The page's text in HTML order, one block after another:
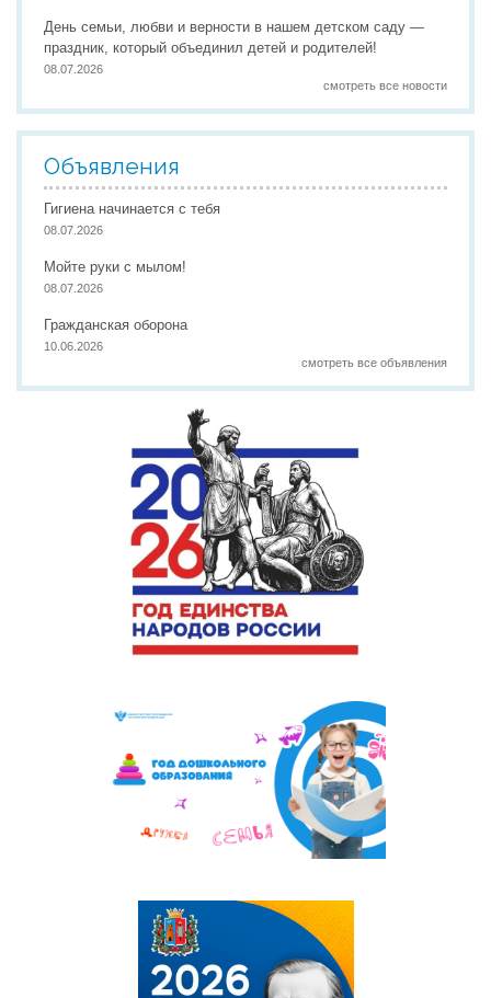
День семьи, любви и верности в нашем детском саду —
праздник, который объединил детей и родителей!
08.07.2026
смотреть все новости
Объявления
Гигиена начинается с тебя
08.07.2026
Мойте руки с мылом!
08.07.2026
Гражданская оборона
10.06.2026
смотреть все объявления